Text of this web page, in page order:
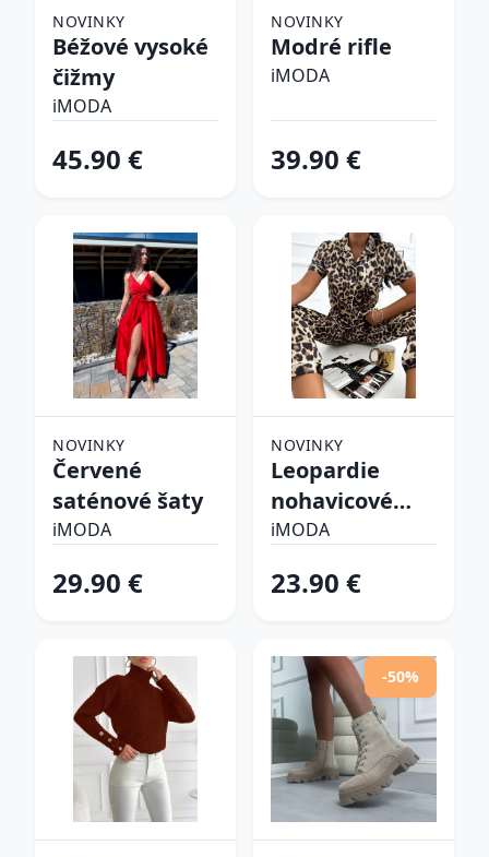
NOVINKY
Béžové vysoké
čižmy
iMODA
45.90 €
NOVINKY
Modré rifle
iMODA
39.90 €
NOVINKY
Červené
saténové šaty
iMODA
29.90 €
NOVINKY
Leopardie
nohavicové
pyžamo
iMODA
23.90 €
-50%